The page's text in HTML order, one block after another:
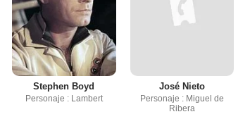
Stephen Boyd
Personaje : Lambert
José Nieto
Personaje : Miguel de
Ribera